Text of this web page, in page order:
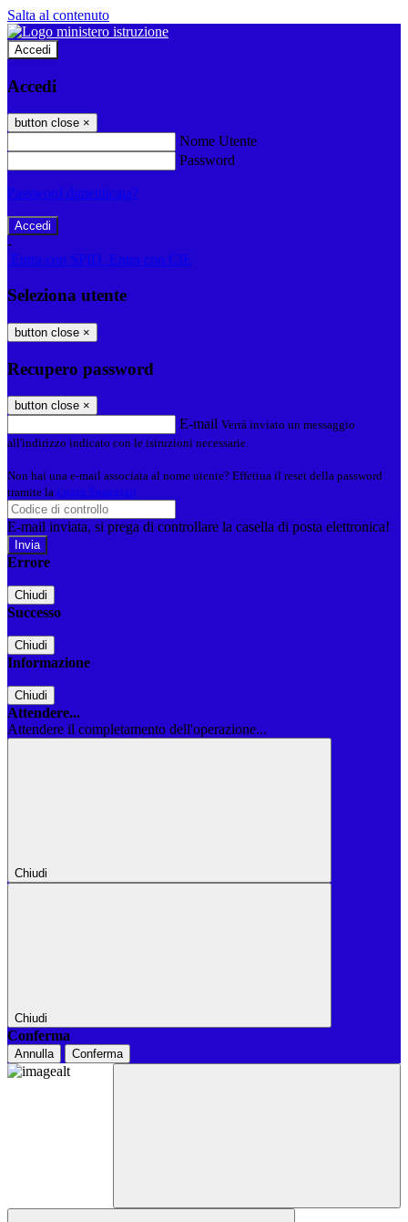
Salta al contenuto
Accedi
Accedi
button close ×
Nome Utente
Password
Password dimenticata?
-
Entra con SPID
Entra con CIE
Seleziona utente
button close ×
Recupero password
button close ×
E-mail Verrà inviato un messaggio
all'indirizzo indicato con le istruzioni necessarie.
Non hai una e-mail associata al nome utente? Effettua il reset della password
tramite la Login Spaggiari
E-mail inviata, si prega di controllare la casella di posta elettronica!
Errore
Chiudi
Successo
Chiudi
Informazione
Chiudi
Attendere...
Attendere il completamento dell'operazione...
Chiudi
Chiudi
Conferma
Annulla Conferma